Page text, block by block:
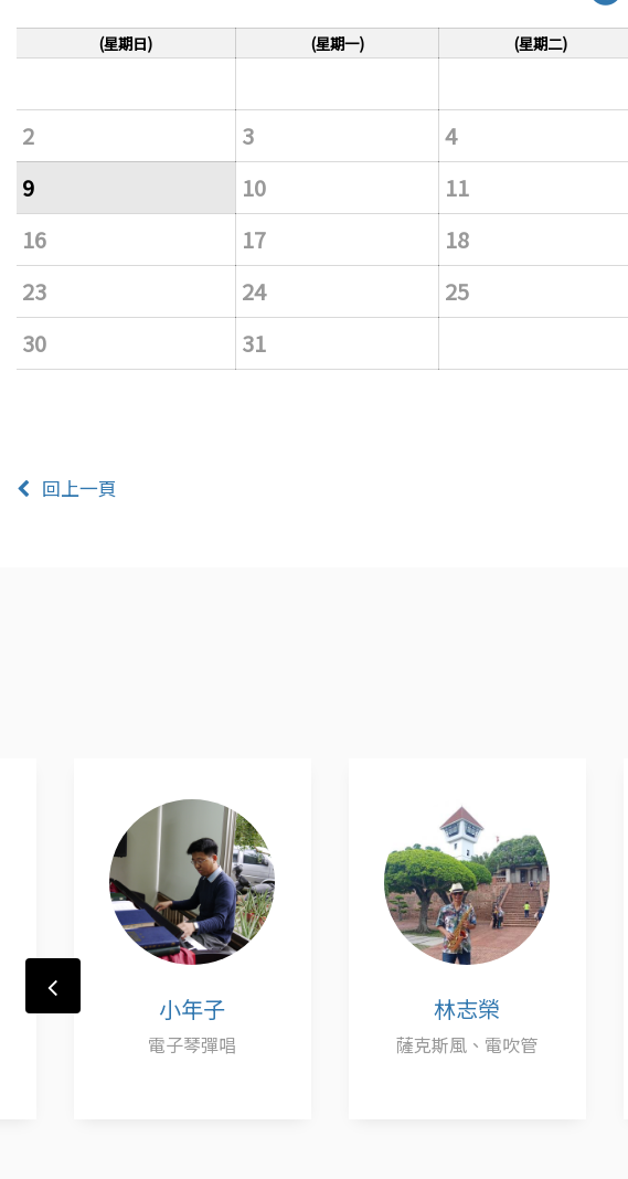
(星期日) (星期一) (星期二)
2
3 4
9
10 11
16
17 18
23
24 25
30
31
回上一頁
小年子
電子琴彈唱
林志榮
薩克斯風、電吹管